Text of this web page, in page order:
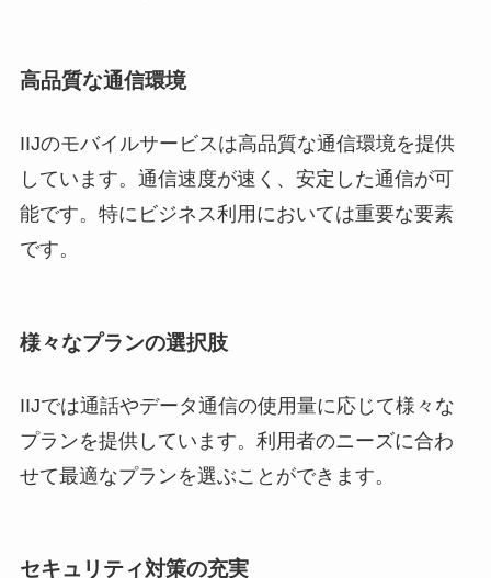
高品質な通信環境
IIJのモバイルサービスは高品質な通信環境を提供
しています。通信速度が速く、安定した通信が可
能です。特にビジネス利用においては重要な要素
です。
様々なプランの選択肢
IIJでは通話やデータ通信の使用量に応じて様々な
プランを提供しています。利用者のニーズに合わ
せて最適なプランを選ぶことができます。
セキュリティ対策の充実